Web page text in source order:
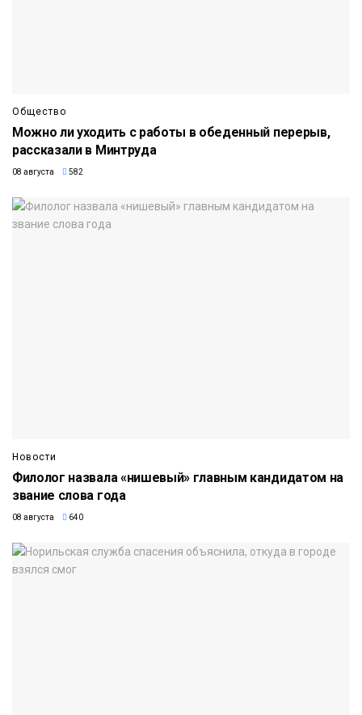
Общество
Можно ли уходить с работы в обеденный перерыв,
рассказали в Минтруда
08 августа 582
Новости
Филолог назвала «нишевый» главным кандидатом на
звание слова года
08 августа 640